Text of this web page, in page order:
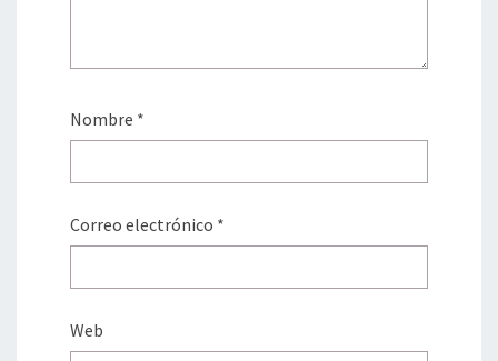
Nombre *
Correo electrónico *
Web